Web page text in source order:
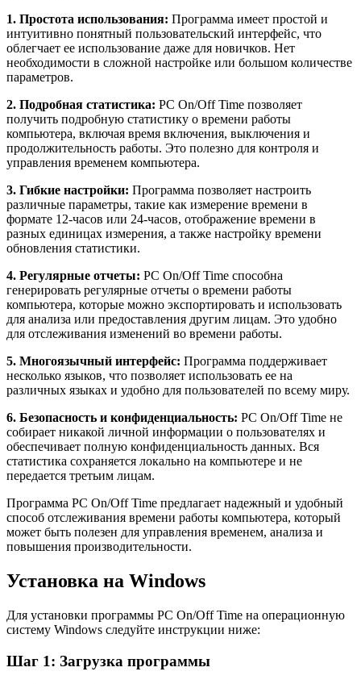
1. Простота использования: Программа имеет простой и
интуитивно понятный пользовательский интерфейс, что
облегчает ее использование даже для новичков. Нет
необходимости в сложной настройке или большом количестве
параметров.
2. Подробная статистика: PC On/Off Time позволяет
получить подробную статистику о времени работы
компьютера, включая время включения, выключения и
продолжительность работы. Это полезно для контроля и
управления временем компьютера.
3. Гибкие настройки: Программа позволяет настроить
различные параметры, такие как измерение времени в
формате 12-часов или 24-часов, отображение времени в
разных единицах измерения, а также настройку времени
обновления статистики.
4. Регулярные отчеты: PC On/Off Time способна
генерировать регулярные отчеты о времени работы
компьютера, которые можно экспортировать и использовать
для анализа или предоставления другим лицам. Это удобно
для отслеживания изменений во времени работы.
5. Многоязычный интерфейс: Программа поддерживает
несколько языков, что позволяет использовать ее на
различных языках и удобно для пользователей по всему миру.
6. Безопасность и конфиденциальность: PC On/Off Time не
собирает никакой личной информации о пользователях и
обеспечивает полную конфиденциальность данных. Вся
статистика сохраняется локально на компьютере и не
передается третьим лицам.
Программа PC On/Off Time предлагает надежный и удобный
способ отслеживания времени работы компьютера, который
может быть полезен для управления временем, анализа и
повышения производительности.
Установка на Windows
Для установки программы PC On/Off Time на операционную
систему Windows следуйте инструкции ниже:
Шаг 1: Загрузка программы